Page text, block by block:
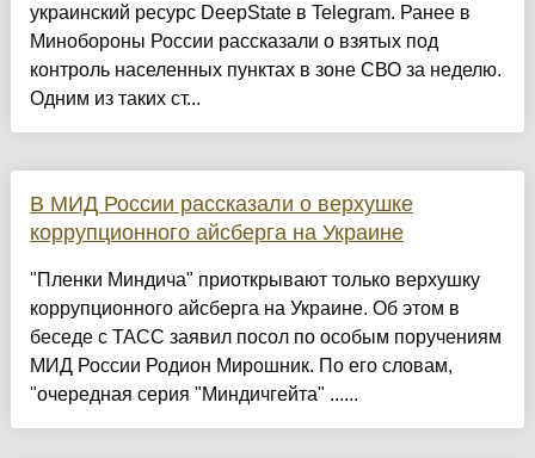
украинский ресурс DeepState в Telegram. Ранее в
Минобороны России рассказали о взятых под
контроль населенных пунктах в зоне СВО за неделю.
Одним из таких ст...
В МИД России рассказали о верхушке
коррупционного айсберга на Украине
"Пленки Миндича" приоткрывают только верхушку
коррупционного айсберга на Украине. Об этом в
беседе с ТАСС заявил посол по особым поручениям
МИД России Родион Мирошник. По его словам,
"очередная серия "Миндичгейта" ......